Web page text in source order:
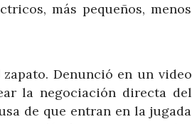
más pequeños, menos
Denunció en un video
la negociación directa del
de que entran en la jugada